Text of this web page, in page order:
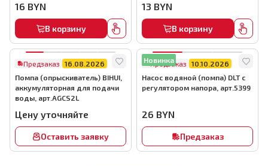
16 BYN
В корзину
13 BYN
В корзину
Предзаказ
16.08.2026
Помпа (опрыскиватель) BIHUI,
аккумуляторная для подачи
воды, арт.AGCS2L
Цену уточняйте
Оставить заявку
Предзаказ 10.10.2026
Новинка
Насос водяной (помпа) DLT с
регулятором напора, арт.5399
26 BYN
Предзаказ